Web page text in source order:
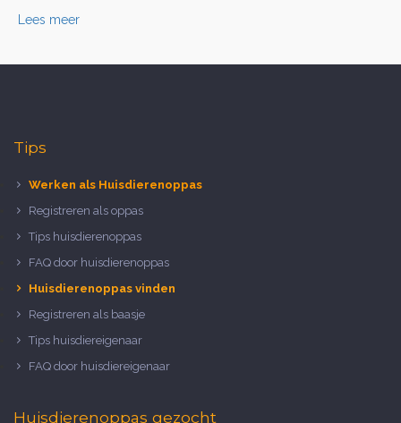
Lees meer
Tips
Werken als Huisdierenoppas
Registreren als oppas
Tips huisdierenoppas
FAQ door huisdierenoppas
Huisdierenoppas vinden
Registreren als baasje
Tips huisdiereigenaar
FAQ door huisdiereigenaar
Huisdierenoppas gezocht